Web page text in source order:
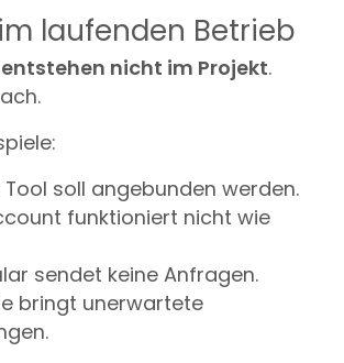
laufenden Betrieb
nicht im Projekt.
Tool soll angebunden werden.
funktioniert nicht wie
sendet keine Anfragen.
bringt unerwartete